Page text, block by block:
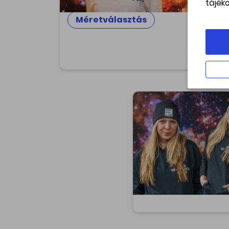
Méretválasztás
Beanie
Ciki a sapi? A
sapkáiban soha! Stay
Cosmic ✨
Méretválasztás